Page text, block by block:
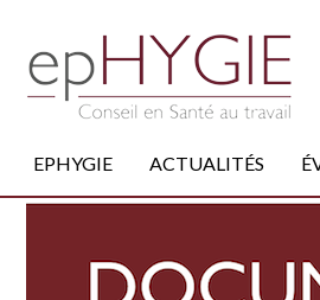
EPHYGIE ACTUALITÉS